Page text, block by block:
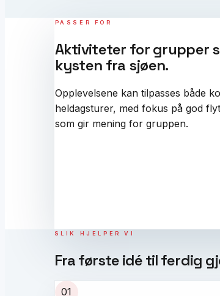
PASSER FOR
Aktiviteter for grupper
kysten fra sjøen.
Opplevelsene kan tilpasses både
heldagsturer, med fokus på god
som gir mening for gruppen.
SLIK HJELPER VI
Fra første idé til ferdig
01